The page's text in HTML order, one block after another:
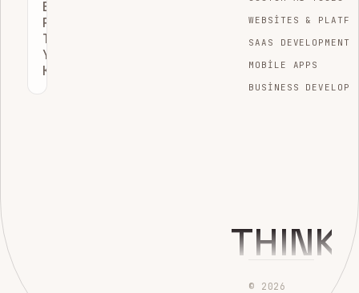
BIR
PAZARLAMA
TEKNOLOJISI
YIĞINI
KURMAK
WEBSITES &
SAAS DEVELOPMENT
MOBILE APPS
BUSINESS
© 2026